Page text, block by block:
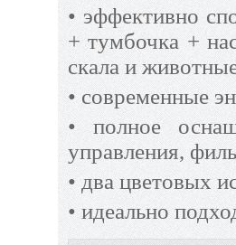
• эффективно
+ тумбочка +
скала и
• современные
• полное
управления,
• два цветовых
• идеально